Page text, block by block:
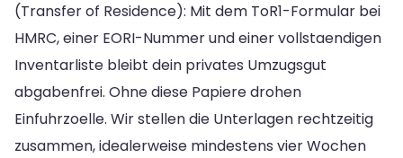
(Transfer of Residence): Mit dem ToR1-Formular bei
HMRC, einer EORI-Nummer und einer vollstaendigen
Inventarliste bleibt dein privates Umzugsgut
abgabenfrei. Ohne diese Papiere drohen
Einfuhrzoelle. Wir stellen die Unterlagen rechtzeitig
zusammen, idealerweise mindestens vier Wochen